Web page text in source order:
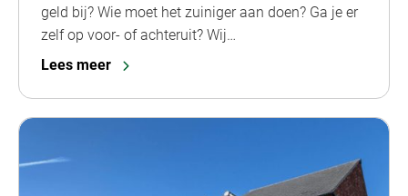
geld bij? Wie moet het zuiniger aan doen? Ga je er
zelf op voor- of achteruit? Wij…
Lees meer